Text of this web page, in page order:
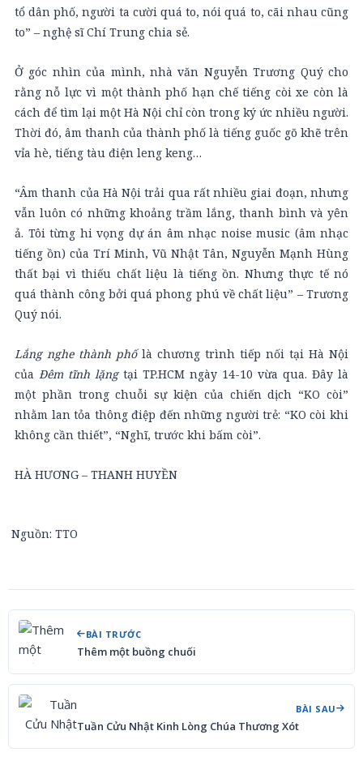
tổ dân phố, người ta cười quá to, nói quá to, cãi nhau cũng
to” – nghệ sĩ Chí Trung chia sẻ.
Ở góc nhìn của mình, nhà văn Nguyễn Trương Quý cho
rằng nỗ lực vì một thành phố hạn chế tiếng còi xe còn là
cách để tìm lại một Hà Nội chỉ còn trong ký ức nhiều người.
Thời đó, âm thanh của thành phố là tiếng guốc gõ khẽ trên
vỉa hè, tiếng tàu điện leng keng…
“Âm thanh của Hà Nội trải qua rất nhiều giai đoạn, nhưng
vẫn luôn có những khoảng trầm lắng, thanh bình và yên
ả. Tôi từng hi vọng dự án âm nhạc noise music (âm nhạc
tiếng ồn) của Trí Minh, Vũ Nhật Tân, Nguyễn Mạnh Hùng
thất bại vì thiếu chất liệu là tiếng ồn. Nhưng thực tế nó
quá thành công bởi quá phong phú về chất liệu” – Trương
Quý nói.
Lắng nghe thành phốlà chương trình tiếp nối tại Hà Nội
của Đêm tĩnh lặngtại TP.HCM ngày 14-10 vừa qua. Đây là
một phần trong chuỗi sự kiện của chiến dịch “KO còi”
nhằm lan tỏa thông điệp đến những người trẻ: “KO còi khi
không cần thiết”, “Nghĩ, trước khi bấm còi”.
HÀ HƯƠNG – THANH HUYỀN
Nguồn: TTO
BÀI TRƯỚC
Thêm một buồng chuối
BÀI SAU
Tuần Cửu Nhật Kinh Lòng Chúa Thương Xót